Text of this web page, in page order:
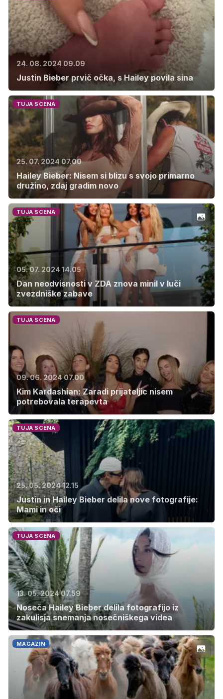
24. 08. 2024 09.09
Justin Bieber prvič očka, s Hailey povila sina
TUJA SCENA
25. 07. 2024 07.00
Hailey Bieber: Nisem si blizu s svojo primarno
družino, zdaj gradim novo
TUJA SCENA
05. 07. 2024 14.05
Dan neodvisnosti v ZDA znova minil v luči
zvezdniške zabave
TUJA SCENA
09. 06. 2024 07.00
Kim Kardashian: Zaradi prijateljic nisem
potrebovala terapevta
TUJA SCENA
25. 05. 2024 12.15
Justin in Hailey Bieber delila nove fotografije:
Mami in oči
TUJA SCENA
13. 05. 2024 07.59
Noseča Hailey Bieber delila fotografijo iz
zakulisja snemanja nosečniškega videa
MAGAZIN